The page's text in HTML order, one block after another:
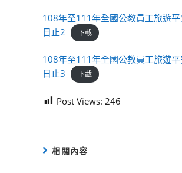
108年至111年全國公教員工旅遊
日止2
下載
108年至111年全國公教員工旅遊
日止3
下載
Post Views: 246
相關內容